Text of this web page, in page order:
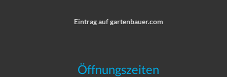
Eintrag auf gartenbauer.com
Öffnungszeiten